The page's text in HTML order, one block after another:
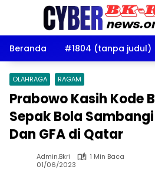
Beranda
#1804 (tanpa judul)
OLAHRAGA RAGAM
Prabowo Kasih Kode
Sepak Bola Sambangi
Dan GFA di Qatar
Admin.bkri
1 Min Baca
01/06/2023